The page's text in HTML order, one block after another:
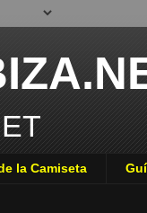
la Camiseta